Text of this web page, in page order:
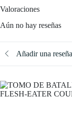
Valoraciones
Aún no hay reseñas
Añadir una reseña